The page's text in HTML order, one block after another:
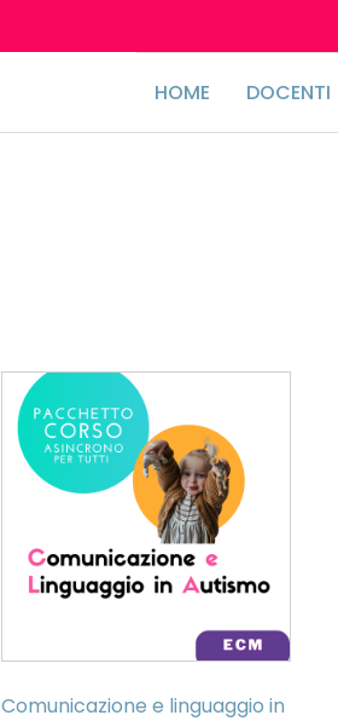
HOME DOCENTI
Comunicazione e linguaggio in